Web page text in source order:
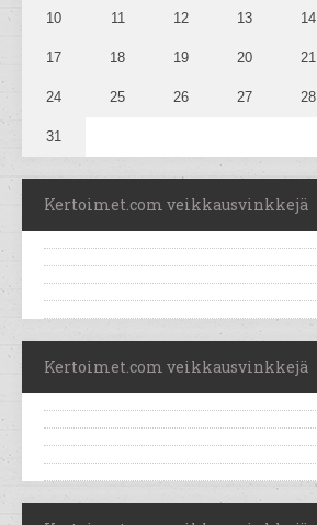
10 11 12 13 14
17 18 19 20 21
24 25 26 27 28
31
Kertoimet.com veikkausvinkkejä
Kertoimet.com veikkausvinkkejä